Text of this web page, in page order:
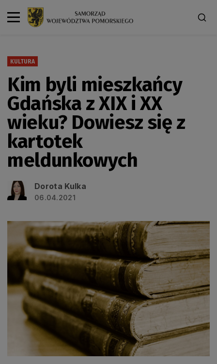
KULTURA
Kim byli mieszkańcy
Gdańska z XIX i XX
wieku? Dowiesz się z
kartotek
meldunkowych
Dorota Kulka
06.04.2021